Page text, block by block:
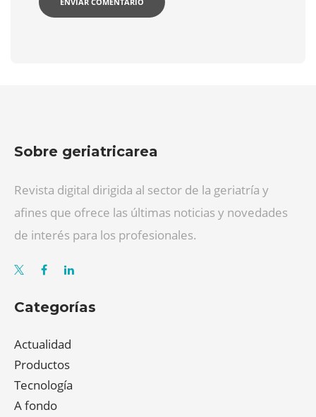
Sobre geriatricarea
Revista digital dirigida al sector de la geriatría y
afines que ofrece las últimas noticias y novedades
de interés para los profesionales.
Categorías
Actualidad
Productos
Tecnología
A fondo